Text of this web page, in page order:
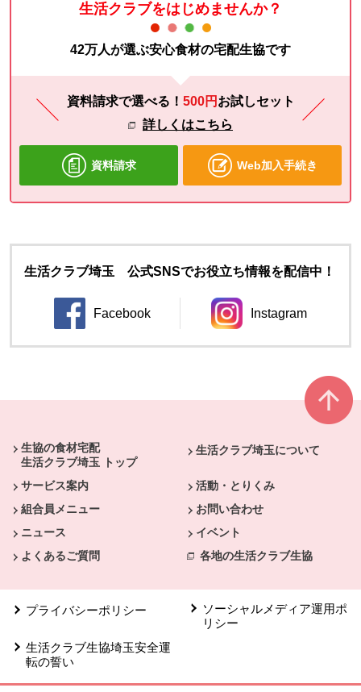
生活クラブをはじめませんか？
42万人が選ぶ安心食材の宅配生協です
資料請求で選べる！ 500円 お試しセット
詳しくはこちら
資料請求 Web加入手続き
生活クラブ埼玉 公式SNSでお役立ち情報を配信中！
Facebook
別のウィンドウで開きます。
Instagram
別のウィンドウ
生協の食材宅配
生活クラブ埼玉 トップ
生活クラブ埼玉について
サービス案内
活動・とりくみ
組合員メニュー
お問い合わせ
ニュース
イベント
よくあるご質問
各地の生活クラブ生協
プライバシーポリシー
ソーシャルメディア運用ポ
リシー
生活クラブ生協埼玉安全運
転の誓い